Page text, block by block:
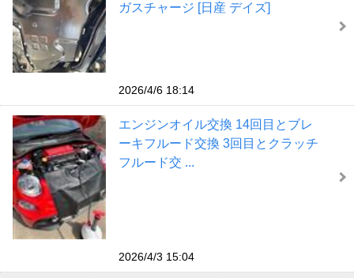
ガスチャージ [日産 デイズ]
2026/4/6 18:14
エンジンオイル交換 14回目とブレ
ーキフルード交換 3回目とクラッチ
フルード交 ...
2026/4/3 15:04